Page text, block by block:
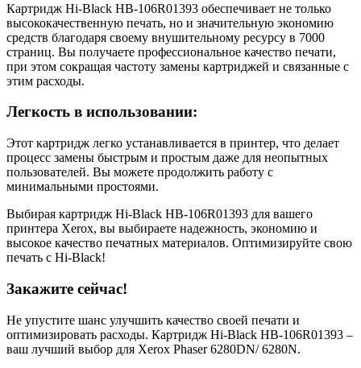
Картридж Hi-Black HB-106R01393 обеспечивает не только
высококачественную печать, но и значительную экономию
средств благодаря своему внушительному ресурсу в 7000
страниц. Вы получаете профессиональное качество печати,
при этом сокращая частоту замены картриджей и связанные с
этим расходы.
Легкость в использовании:
Этот картридж легко устанавливается в принтер, что делает
процесс замены быстрым и простым даже для неопытных
пользователей. Вы можете продолжить работу с
минимальными простоями.
Выбирая картридж Hi-Black HB-106R01393 для вашего
принтера Xerox, вы выбираете надежность, экономию и
высокое качество печатных материалов. Оптимизируйте свою
печать с Hi-Black!
Закажите сейчас!
Не упустите шанс улучшить качество своей печати и
оптимизировать расходы. Картридж Hi-Black HB-106R01393 –
ваш лучший выбор для Xerox Phaser 6280DN/ 6280N.